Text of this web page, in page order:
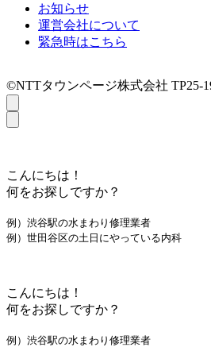
お知らせ
運営会社について
緊急時はこちら
©NTTタウンページ株式会社 TP25-
こんにちは！
何をお探しですか？
例）渋谷駅の水まわり修理業者
例）世田谷区の土日にやっている内科
こんにちは！
何をお探しですか？
例）渋谷駅の水まわり修理業者